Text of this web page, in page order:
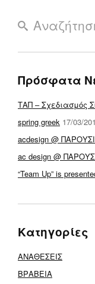
Πρόσφατα
ΤΑΠ – Σχεδιασμός
spring greek 17/03/
acdesign @
ac design @
“Team Up” is
Κατηγορίες
ΑΝΑΘΕΣΕΙΣ
ΒΡΑΒΕΙΑ